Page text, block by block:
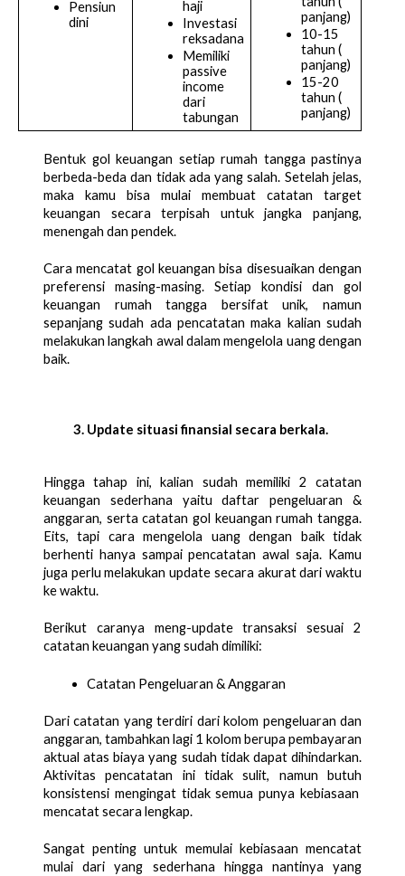
Pensiun
dini
haji
Investasi
reksadana
Memiliki
passive
income
dari
tabungan
panjang)
10-15
tahun (
panjang)
15-20
tahun (
panjang)
Bentuk gol keuangan setiap rumah tangga pastinya
berbeda-beda dan tidak ada yang salah. Setelah jelas,
maka kamu bisa mulai membuat catatan target
keuangan secara terpisah untuk jangka panjang,
menengah dan pendek.
Cara mencatat gol keuangan bisa disesuaikan dengan
preferensi masing-masing. Setiap kondisi dan gol
keuangan rumah tangga bersifat unik, namun
sepanjang sudah ada pencatatan maka kalian sudah
melakukan langkah awal dalam mengelola uang dengan
baik.
Update situasi finansial secara berkala.
Hingga tahap ini, kalian sudah memiliki 2 catatan
keuangan sederhana yaitu daftar pengeluaran &
anggaran, serta catatan gol keuangan rumah tangga.
Eits, tapi cara mengelola uang dengan baik tidak
berhenti hanya sampai pencatatan awal saja. Kamu
juga perlu melakukan update secara akurat dari waktu
ke waktu.
Berikut caranya meng-update transaksi sesuai 2
catatan keuangan yang sudah dimiliki:
Catatan Pengeluaran & Anggaran
Dari catatan yang terdiri dari kolom pengeluaran dan
anggaran, tambahkan lagi 1 kolom berupa pembayaran
aktual atas biaya yang sudah tidak dapat dihindarkan.
Aktivitas pencatatan ini tidak sulit, namun butuh
konsistensi mengingat tidak semua punya kebiasaan
mencatat secara lengkap.
Sangat penting untuk memulai kebiasaan mencatat
mulai dari yang sederhana hingga nantinya yang